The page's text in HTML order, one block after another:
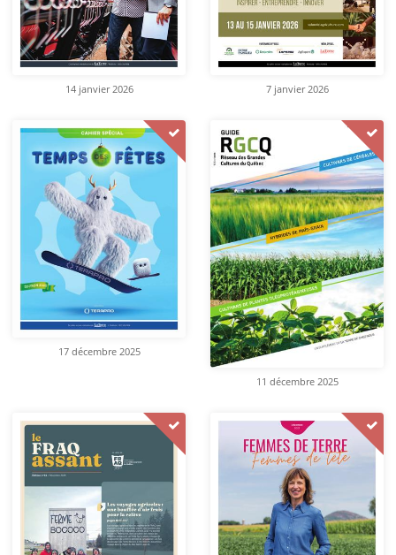
14 janvier 2026 7 janvier 2026
17 décembre 2025
11 décembre 2025